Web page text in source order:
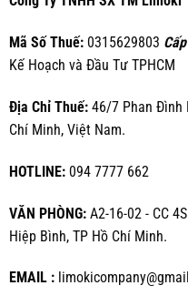
Mã Số Thuế:0315629803
Kế Hoạch và Đầu Tư TPHCM
Địa Chỉ Thuế:46/7 Phan Đình
Chí Minh, Việt Nam.
HOTLINE:094 7777 662
VĂN PHÒNG:A2-16-02 - CC
Hiệp Bình, TP Hồ Chí Minh.
EMAIL :